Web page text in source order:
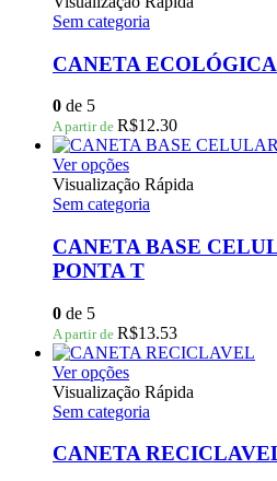
página
do
produto
tem
variantes.
As
podem
ser
escolhidas
na
página
do
produto
Sem categoria
CANETA
0 de 5
A partir de R$12.30
Ver opçõesEste
produto
tem
variantes.
As
opções
escolhidas
na
página
do
produto
Visualização Rápida
Sem categoria
CANETA BASE
PONTA T
0 de 5
A partir de R$13.53
Ver opçõesEste
produto
tem
variantes.
Visualização Rápida
Sem categoria
CANETA